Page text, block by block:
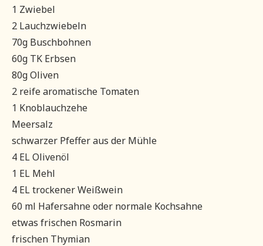
1 Zwiebel
2 Lauchzwiebeln
70g Buschbohnen
60g TK Erbsen
80g Oliven
2 reife aromatische Tomaten
1 Knoblauchzehe
Meersalz
schwarzer Pfeffer aus der Mühle
4 EL Olivenöl
1 EL Mehl
4 EL trockener Weißwein
60 ml Hafersahne oder normale Kochsahne
etwas frischen Rosmarin
frischen Thymian